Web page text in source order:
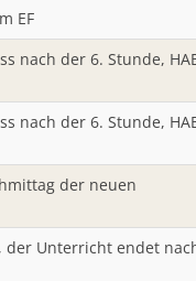
EF
nach der 6. Stunde,
nach der 6. Stunde,
der neuen
der Unterricht endet